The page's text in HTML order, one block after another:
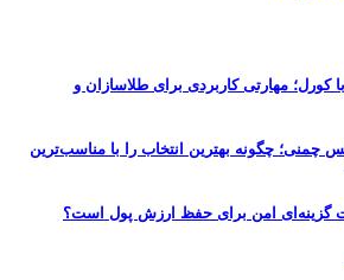
کورل؛ مهارتی کاربردی برای طلاسازان و
چمنی؛ چگونه بهترین انتخاب را با مناسب‌ترین
گزینه‌ای امن برای حفظ ارزش پول است؟